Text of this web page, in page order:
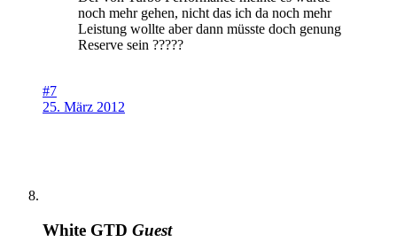
noch mehr gehen, nicht das ich da noch mehr
Leistung wollte aber dann müsste doch genung
Reserve sein ?????
#7
25. März 2012
White GTD Guest